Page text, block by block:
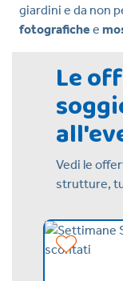
giardini e da non
fotografiche e
Le
Vedi le
strutture,